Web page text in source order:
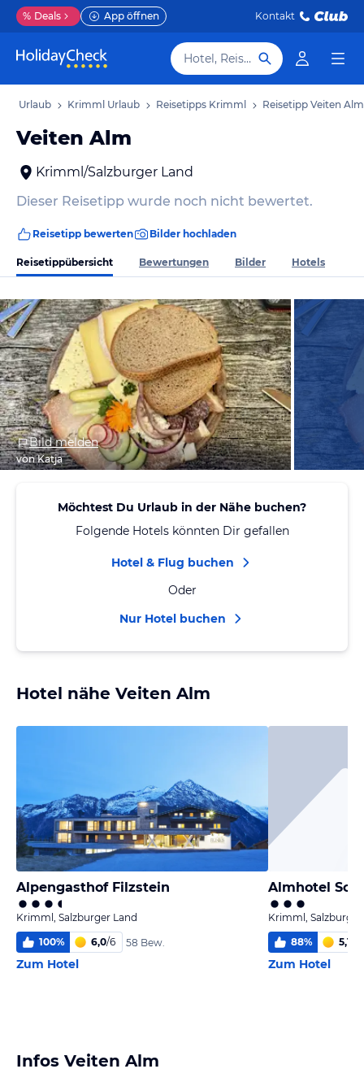
% Deals App öffnen Kontakt
Hotel, Reiseziel
Urlaub Krimml Urlaub Reisetipps Krimml Reisetipp Veiten Alm
Veiten Alm
Krimml/Salzburger Land
Dieser Reisetipp wurde noch nicht bewertet.
Reisetipp bewerten Bilder hochladen
Reisetippübersicht Bewertungen Bilder Hotels
Bild melden
von Katja
Möchtest Du Urlaub in der Nähe buchen?
Folgende Hotels könnten Dir gefallen
Hotel & Flug buchen
Oder
Nur Hotel buchen
Hotel nähe Veiten Alm
Alpengasthof Filzstein
Krimml, Salzburger Land
100% 6,0/6 58 Bew.
Zum Hotel
Almhotel
Krimml,
88% 5,1
Zum Hotel
Infos Veiten Alm